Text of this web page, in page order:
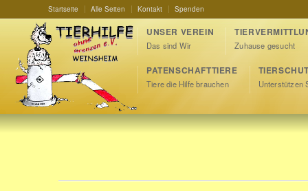
Startseite Alle Seiten Kontakt Spenden
UNSER VEREIN
Das sind Wir Zuhause gesucht
PATENSCHAFTTIERE
Tiere die Hilfe brauchen Unterstützen